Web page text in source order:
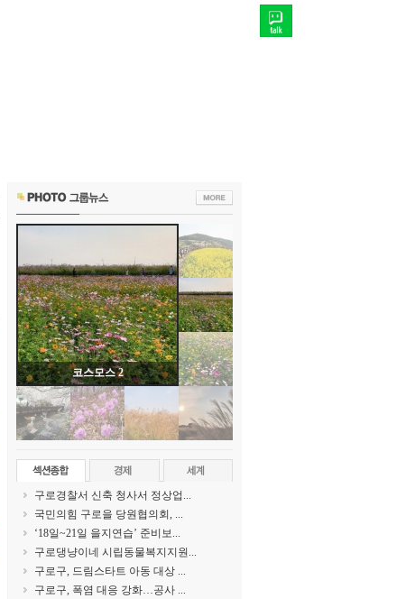
코스모스 1
구로경찰서 신축 청사서 정상업...
국민의힘 구로을 당원협의회, ...
‘18일~21일 을지연습’ 준비보...
구로댕냥이네 시립동물복지지원...
구로구, 드림스타트 아동 대상 ...
구로구, 폭염 대응 강화…공사 ...